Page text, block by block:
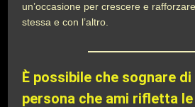
un’occasione per crescere e
stessa e con l’altro.
È possibile che sognare
persona che ami rifletta